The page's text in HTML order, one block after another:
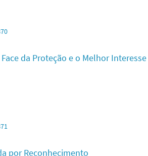
da Proteção e o Melhor Interesse
por Reconhecimento